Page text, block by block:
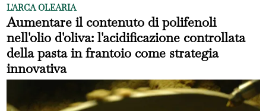
L'ARCA OLEARIA
Aumentare il contenuto di polifenoli
nell'olio d'oliva: l'acidificazione controllata
della pasta in frantoio come strategia
innovativa